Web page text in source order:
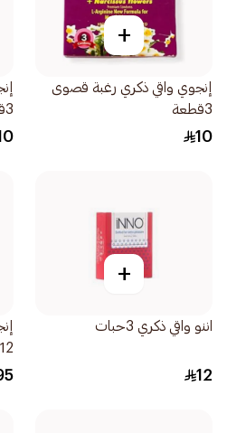
+
إنجوي واقي ذكري رغبة قصوى
3قطعة
10
3قطعة
+
اننو واقي ذكري 3حبات
12
12قطعة